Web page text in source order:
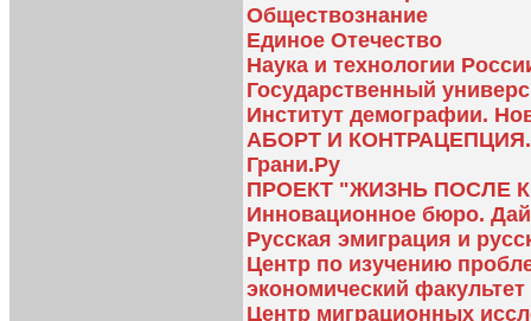
Обществознание
Единое Отечество
Наука и технологии
Государственный
Институт демографии.
АБОРТ И
Грани.Ру
ПРОЕКТ "ЖИЗНЬ ПОСЛЕ
Инновационное бюро.
Русская эмиграция и
Центр по изучению
экономический
Центр миграционных